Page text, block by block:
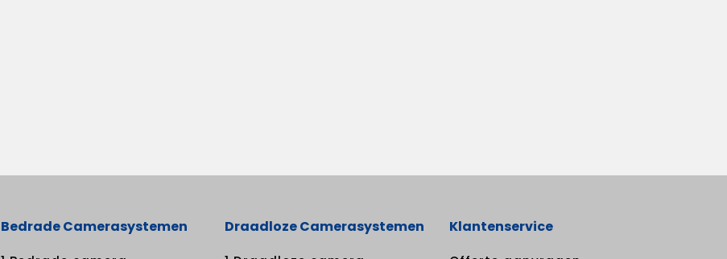
Bedrade Camerasystemen Draadloze Camerasystemen Klantenservice